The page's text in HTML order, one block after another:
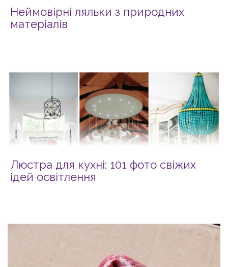
Неймовірні ляльки з природних
матеріалів
Люстра для кухні: 101 фото свіжих
ідей освітлення